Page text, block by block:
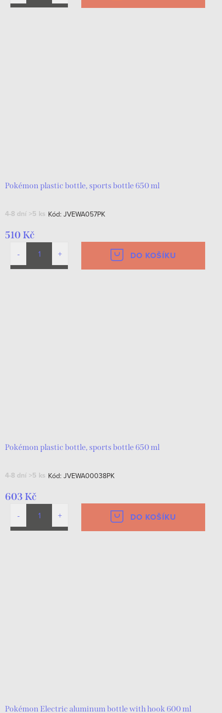
Pokémon plastic bottle, sports bottle 650 ml
4-8 dní >5 ks Kód: JVEWA057PK
510 Kč
DO KOŠÍKU
Pokémon plastic bottle, sports bottle 650 ml
4-8 dní >5 ks Kód: JVEWA00038PK
603 Kč
DO KOŠÍKU
Pokémon Electric aluminum bottle with hook 600 ml